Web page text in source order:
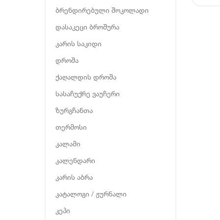
ბრენდირებული შოკოლადი
დასაკეცი ბროშურა
კარის საკიდი
დროშა
ქაღალდის დროშა
სასაჩუქრე ვაუჩერი
ზურგჩანთა
თერმოსი
კალამი
კალენდარი
კარის აბრა
კატალოგი / ჟურნალი
კეპი